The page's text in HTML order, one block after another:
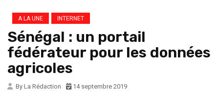
A LA UNE INTERNET
Sénégal : un portail
fédérateur pour les données
agricoles
By La Rédaction
14 septembre 2019